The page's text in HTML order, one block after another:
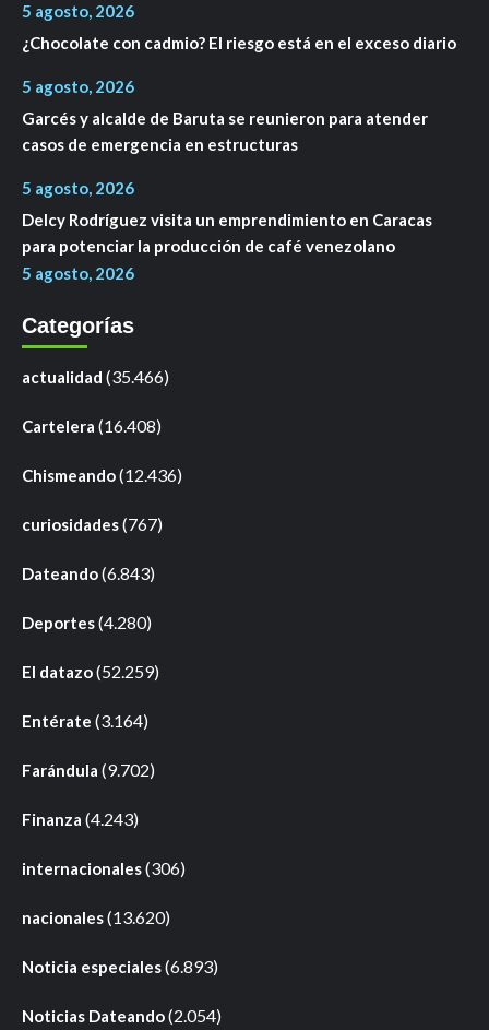
5 agosto, 2026
¿Chocolate con cadmio? El riesgo está en el exceso diario
5 agosto, 2026
Garcés y alcalde de Baruta se reunieron para atender
casos de emergencia en estructuras
5 agosto, 2026
Delcy Rodríguez visita un emprendimiento en Caracas
para potenciar la producción de café venezolano
5 agosto, 2026
Categorías
actualidad (35.466)
Cartelera (16.408)
Chismeando(12.436)
curiosidades(767)
Dateando(6.843)
Deportes(4.280)
El datazo(52.259)
Entérate (3.164)
Farándula (9.702)
Finanza (4.243)
internacionales(306)
nacionales(13.620)
Noticia especiales(6.893)
Noticias Dateando(2.054)